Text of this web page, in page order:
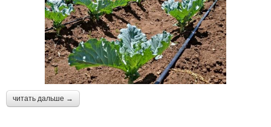
читать дальше →